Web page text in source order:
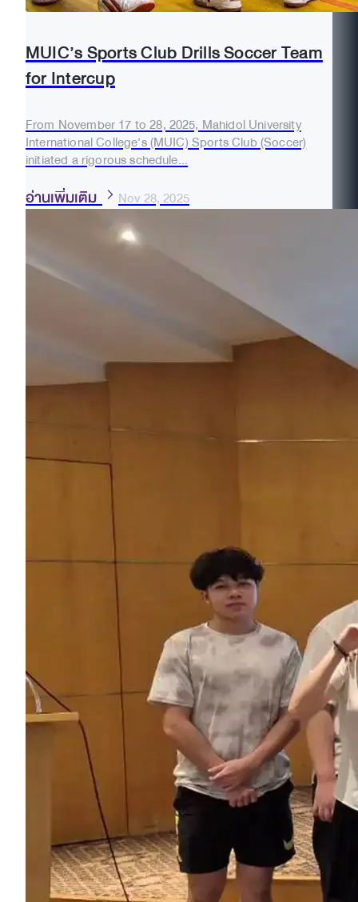
MUIC’s Sports Club Drills Soccer Team
for Intercup
From November 17 to 28, 2025, Mahidol University
International College’s (MUIC) Sports Club (Soccer)
initiated a rigorous schedule...
อ่านเพิ่มเติม Nov 28, 2025